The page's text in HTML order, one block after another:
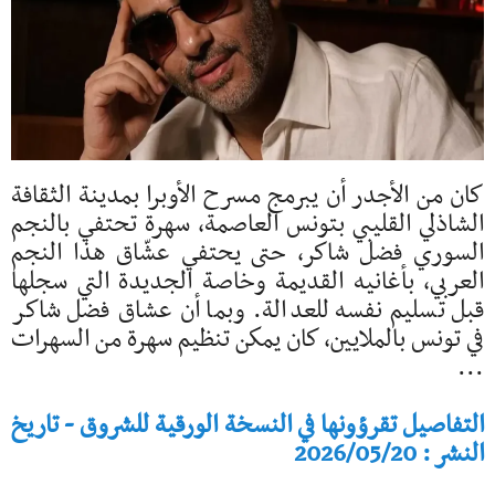
كان من الأجدر أن يبرمج مسرح الأوبرا بمدينة الثقافة
الشاذلي القليبي بتونس العاصمة، سهرة تحتفي بالنجم
السوري فضل شاكر، حتى يحتفي عشّاق هذا النجم
العربي، بأغانيه القديمة وخاصة الجديدة التي سجلها
قبل تسليم نفسه للعدالة. وبما أن عشاق فضل شاكر
في تونس بالملايين، كان يمكن تنظيم سهرة من السهرات
...
التفاصيل تقرؤونها في النسخة الورقية للشروق - تاريخ
النشر : 2026/05/20